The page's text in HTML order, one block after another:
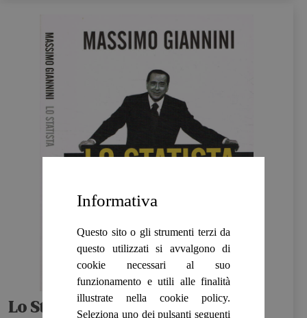
Lo Statista
Informativa
Questo sito o gli strumenti terzi da
questo utilizzati si avvalgono di
cookie necessari al suo
funzionamento e utili alle finalità
illustrate nella cookie policy.
Seleziona uno dei pulsanti seguenti